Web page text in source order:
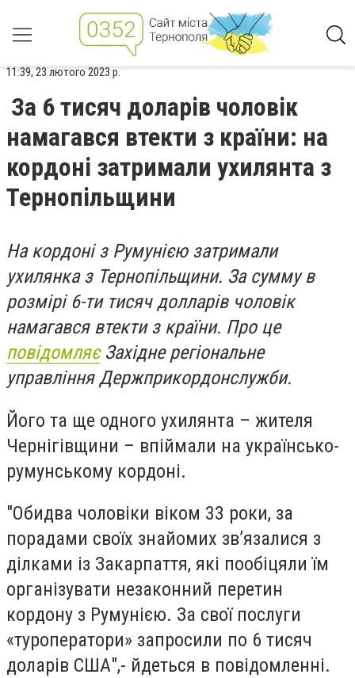
11:39, 23 лютого 2023 р.
За 6 тисяч доларів чоловік
намагався втекти з країни: на
кордоні затримали ухилянта з
Тернопільщини
На кордоні з Румунією затримали
ухилянка з Тернопільщини. За сумму в
розмірі 6-ти тисяч долларів чоловік
намагався втекти з країни. Про це
повідомляєЗахідне регіональне
управління Держприкордонслужби.
Його та ще одного ухилянта – жителя
Чернігівщини – впіймали на українсько-
румунському кордоні.
"Обидва чоловіки віком 33 роки, за
порадами своїх знайомих зв’язалися з
ділками із Закарпаття, які пообіцяли їм
організувати незаконний перетин
кордону з Румунією. За свої послуги
«туроператори» запросили по 6 тисяч
доларів США",- йдеться в повідомленні.